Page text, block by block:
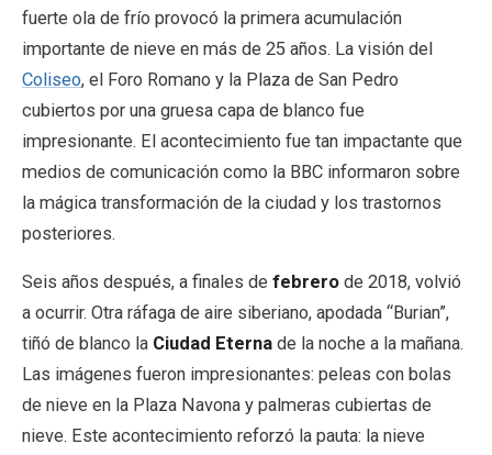
fuerte ola de frío provocó la primera acumulación
importante de nieve en más de 25 años. La visión del
Coliseo, el Foro Romano y la Plaza de San Pedro
cubiertos por una gruesa capa de blanco fue
impresionante. El acontecimiento fue tan impactante que
medios de comunicación como la BBC informaron sobre
la mágica transformación de la ciudad y los trastornos
posteriores.
Seis años después, a finales de febrero de 2018, volvió
a ocurrir. Otra ráfaga de aire siberiano, apodada “Burian”,
tiñó de blanco la Ciudad Eterna de la noche a la mañana.
Las imágenes fueron impresionantes: peleas con bolas
de nieve en la Plaza Navona y palmeras cubiertas de
nieve. Este acontecimiento reforzó la pauta: la nieve